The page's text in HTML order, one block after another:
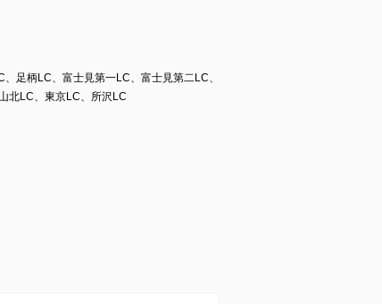
足柄LC、富士見第一LC、富士見第二LC、
北LC、東京LC、所沢LC